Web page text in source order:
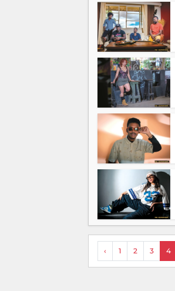
2 3 4